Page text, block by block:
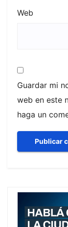
Web
Guardar mi
web en este
haga un